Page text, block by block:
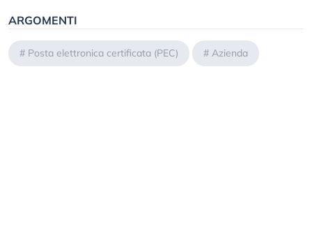
ARGOMENTI
# Posta elettronica certificata (PEC) # Azienda